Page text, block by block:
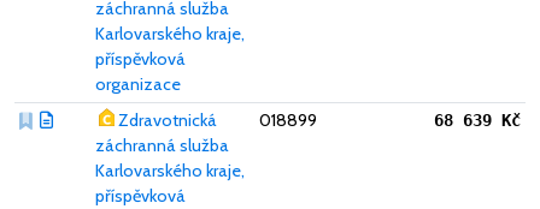
záchranná služba
Karlovarského kraje,
příspěvková
organizace
Zdravotnická
záchranná služba
Karlovarského kraje,
příspěvková
018899 68 639 Kč